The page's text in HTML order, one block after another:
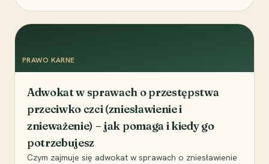
PRAWO KARNE
Adwokat w sprawach o przestępstwa
przeciwko czci (zniesławienie i
znieważenie) – jak pomaga i kiedy go
potrzebujesz
Czym zajmuje się adwokat w sprawach o zniesławienie